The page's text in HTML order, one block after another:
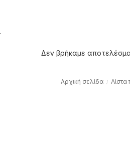
Δεν βρήκαμε
Αρχική σελίδα Λίστα